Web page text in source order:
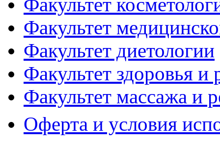
Факультет
Факультет
Факультет диетологии
Факультет здоровья и
Факультет массажа и
Оферта и условия